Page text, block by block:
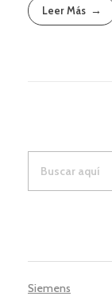
Leer Más
Siemens